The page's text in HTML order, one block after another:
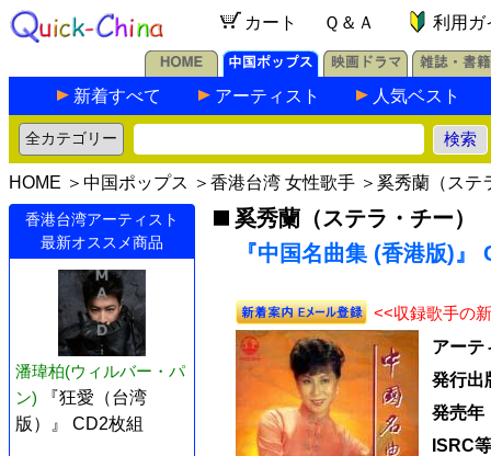
カート Ｑ＆Ａ 利用ガ
新着すべて アーティスト 人気ベスト
HOME ＞ 中国ポップス ＞ 香港台湾 女性歌手 ＞ 奚秀蘭（ステ
香港台湾アーティスト
最新オススメ商品
潘瑋柏(ウィルバー・パ
ン)
『狂愛（台湾
版）』 CD2枚組
奚秀蘭（ステラ・チー）
『中国名曲集 (香港版)』
<<収録歌手の
アーテ
発行出
発売年
ISRC等